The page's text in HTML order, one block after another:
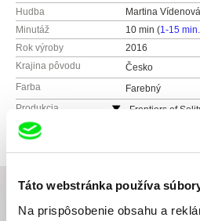
Táto webstránka používa
Na prispôsobenie obsahu a
Hudba
Martina Vídenová
Minutáž
10 min (1-15 min.
Rok výroby
2016
Krajina pôvodu
Česko
Farba
Farebný
Produkcia
Frontiers of
Česko